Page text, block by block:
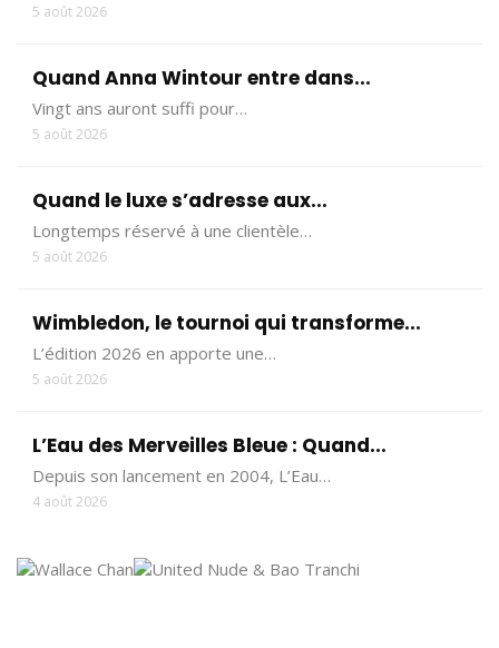
5 août 2026
Quand Anna Wintour entre dans...
Vingt ans auront suffi pour…
5 août 2026
Quand le luxe s’adresse aux...
Longtemps réservé à une clientèle…
5 août 2026
Wimbledon, le tournoi qui transforme...
L’édition 2026 en apporte une…
5 août 2026
L’Eau des Merveilles Bleue : Quand...
Depuis son lancement en 2004, L’Eau…
4 août 2026